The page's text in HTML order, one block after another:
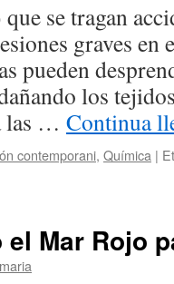
se tragan
graves
pueden
los
las … Continua
contemporani, Química |
Mar Rojo
maria